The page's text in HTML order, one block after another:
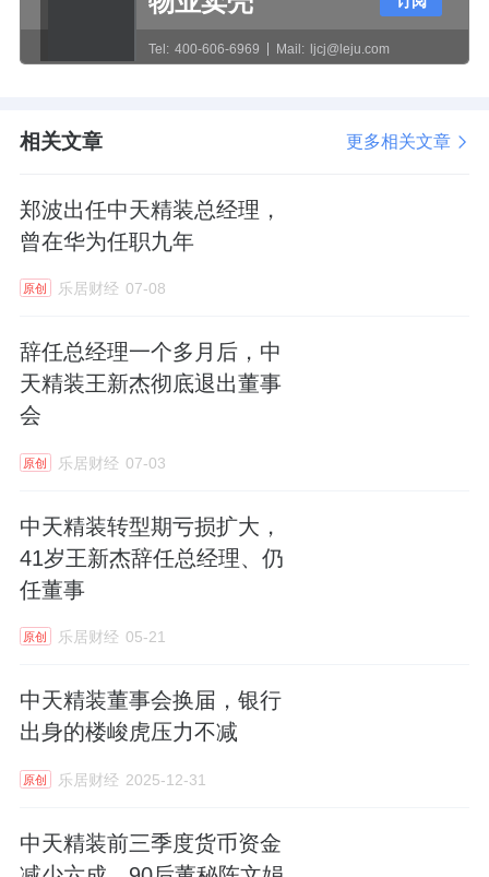
限公司，参与FC-BGA（ABF）高端载板的生
产和销售，产品主要应用于高算力芯片的封
据了解，科睿斯半导体一期项目2024年9月底
计划将科睿斯剩余股权逐步并入上市公司体
内，实现半导体资产的全面注入。不过，需要
注意的是，科睿斯尚在建设中，一期项目虽已
司未来财务状况的具体影响尚待观察。
在业绩方面，中天精装日前披露的业绩预告显
示，公司预计2024年全年实现归属于上市公司
同比由盈转亏；扣除非经常性损益后的净利润
为亏损3.4亿元至亏损4.4亿元，上年同期为亏
损1230.79万元。
对于业绩下滑的原因，中天精装表示是由于对
存在减值迹象的资产计提了减值准备；为防范
回款风险，主动收缩业务规模；毛利率下滑以
管理费用增加等多方面因素影响。
Tel: 400-606-6969 Mail: ljcj@leju.com
相关文章 更多相关文章
郑波出任中天精装总经理，
曾在华为任职九年
原创 乐居财经 07-08
辞任总经理一个多月后，中
天精装王新杰彻底退出董事
会
原创 乐居财经 07-03
中天精装转型期亏损扩大，
41岁王新杰辞任总经理、仍
任董事
原创 乐居财经 05-21
中天精装董事会换届，银行
出身的楼峻虎压力不减
原创 乐居财经 2025-12-31
中天精装前三季度货币资金